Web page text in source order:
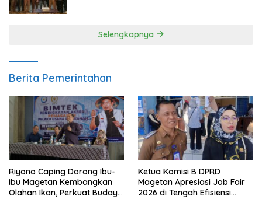
Selengkapnya
Berita Pemerintahan
Riyono Caping Dorong Ibu-
Ibu Magetan Kembangkan
Olahan Ikan, Perkuat Budaya
Ketua Komisi B DPRD
Magetan Apresiasi Job Fair
2026 di Tengah Efisiensi